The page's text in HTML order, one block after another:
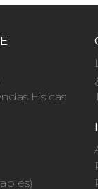
Físicas